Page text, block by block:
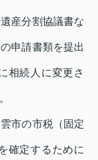
産分割協議書な
申請書類を提出
相続人に変更さ
市の市税（固定
確定するために